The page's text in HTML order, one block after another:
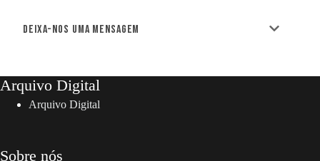
Deixa-nos uma mensagem
Arquivo Digital
Arquivo Digital
Sobre nós